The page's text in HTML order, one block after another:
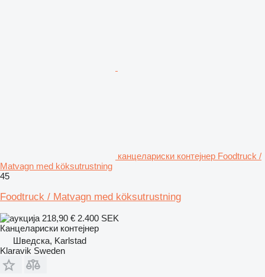
канцелариски контејнер Foodtruck /
Matvagn med köksutrustning
45
Foodtruck / Matvagn med köksutrustning
218,90 € 2.400 SEK
Канцелариски контејнер
Шведска, Karlstad
Klaravik Sweden